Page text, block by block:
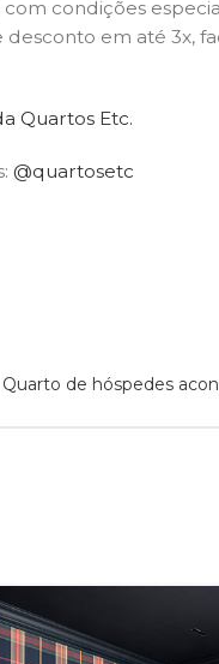
condições
em até 3x,
Quartos Etc.
@quartosetc
Quarto de hóspedes